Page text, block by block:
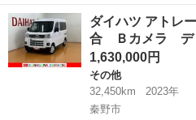
ー名： ダイハツ ■ 車種名： ア
サポカーＳワイド適合 Ｂカメラ オ
イッチ ...
神奈川 藤沢市 その他
ダイハツ アトレ
合 Ｂカメラ デ
1,630,000円
その他
32,450km
2023年
秦野市